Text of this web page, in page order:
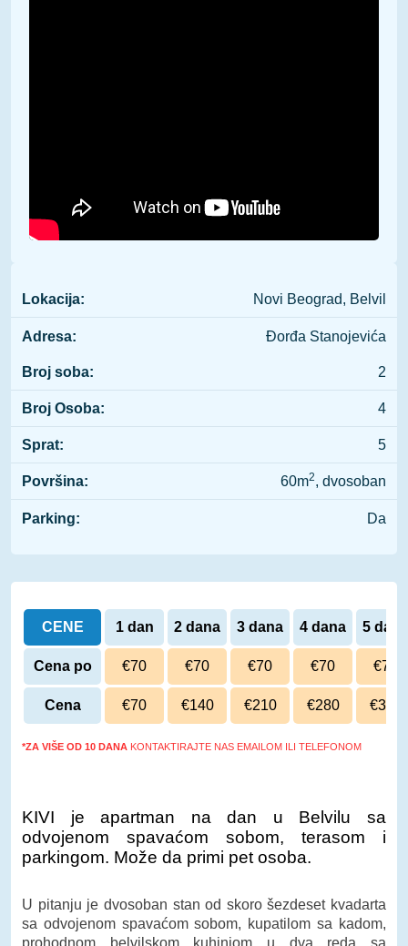
Lokacija: Novi Beograd, Belvil
Adresa: Đorđa Stanojevića
Broj soba: 2
Broj Osoba: 4
Sprat: 5
Površina: 60m2, dvosoban
Parking: Da
CENE 1 dan 2 dana 3 dana 4 dana 5 dana
Cena po
danu
€70 €70 €70 €70 €70
Cena €70 €140 €210 €280 €350
*ZA VIŠE OD 10 DANA KONTAKTIRAJTE NAS EMAILOM ILI TELEFONOM
KIVI je apartman na dan u Belvilu sa
odvojenom spavaćom sobom, terasom i
parkingom. Može da primi pet osoba.
U pitanju je dvosoban stan od skoro šezdeset kvadarta
sa odvojenom spavaćom sobom, kupatilom sa kadom,
prohodnom belvilskom kuhinjom u dva reda sa